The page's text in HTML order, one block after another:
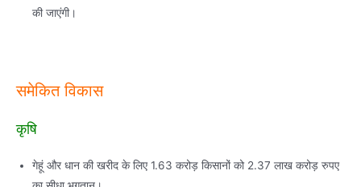
की जाएंगी।
समेकित विकास
कृषि
गेहूं और धान की खरीद के लिए 1.63 करोड़ किसानों को 2.37 लाख करोड़ रुपए